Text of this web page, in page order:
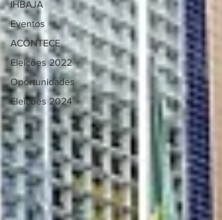
IHBAJA
Eventos
ACONTECE
Eleições 2022
Oportunidades
Eleições 2024